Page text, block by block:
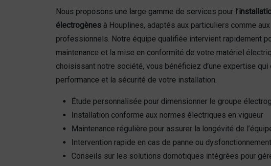
Nous proposons une large gamme de services pour l’
électrogènes à Houplines, adaptés aux particuliers comme aux
professionnels. Notre équipe qualifiée intervient rapidement
maintenance et la mise en conformité de votre matériel
choisissant notre société, vous bénéficiez d’une expertise qui
performance et la sécurité de votre installation.
Étude personnalisée pour dimensionner le groupe
Installation conforme aux normes électriques en vigueur
Maintenance régulière pour assurer la longévité de
Intervention rapide en cas de panne ou dysfonctionnement
Conseils sur les solutions domotiques intégrées pour